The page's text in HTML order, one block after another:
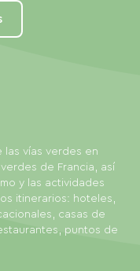
vías verdes en
de Francia, así
y las actividades
itinerarios: hoteles,
casas de
puntos de